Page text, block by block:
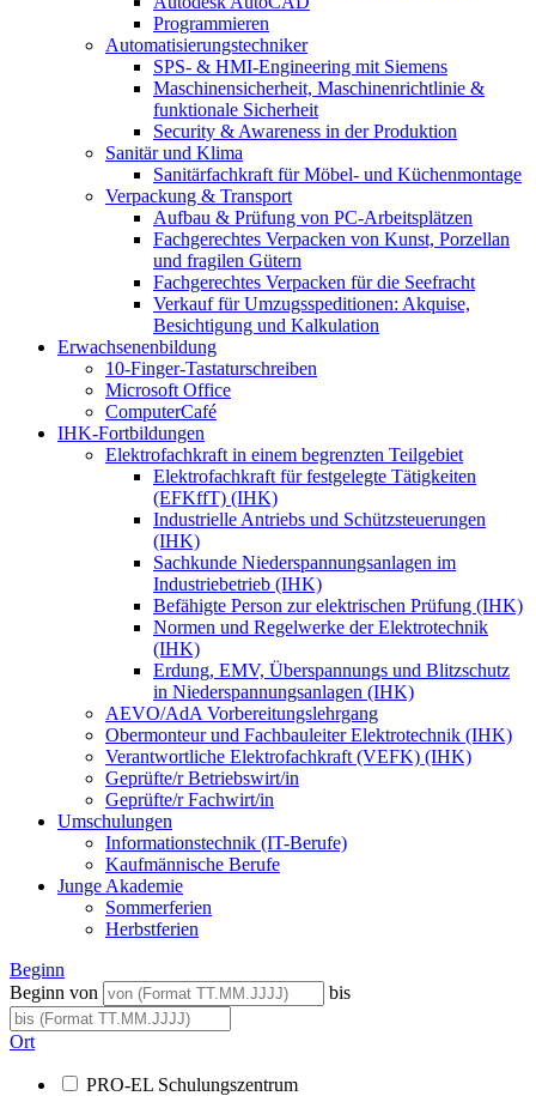
Programmieren
Automatisierungstechniker
SPS‑ & HMI‑Engineering mit Siemens
Maschinensicherheit, Maschinenrichtlinie &
funktionale Sicherheit
Security & Awareness in der Produktion
Sanitär und Klima
Sanitärfachkraft für Möbel- und Küchenmontage
Verpackung & Transport
Aufbau & Prüfung von PC-Arbeitsplätzen
Fachgerechtes Verpacken von Kunst, Porzellan
und fragilen Gütern
Fachgerechtes Verpacken für die Seefracht
Verkauf für Umzugsspeditionen: Akquise,
Besichtigung und Kalkulation
Erwachsenenbildung
10-Finger-Tastaturschreiben
Microsoft Office
ComputerCafé
IHK-Fortbildungen
Elektrofachkraft in einem begrenzten Teilgebiet
Elektrofachkraft für festgelegte Tätigkeiten
(EFKffT) (IHK)
Industrielle Antriebs und Schützsteuerungen
(IHK)
Sachkunde Niederspannungsanlagen im
Industriebetrieb (IHK)
Befähigte Person zur elektrischen Prüfung (IHK)
Normen und Regelwerke der Elektrotechnik
(IHK)
Erdung, EMV, Überspannungs und Blitzschutz
in Niederspannungsanlagen (IHK)
AEVO/AdA Vorbereitungslehrgang
Obermonteur und Fachbauleiter Elektrotechnik (IHK)
Verantwortliche Elektrofachkraft (VEFK) (IHK)
Geprüfte/r Betriebswirt/in
Geprüfte/r Fachwirt/in
Umschulungen
Informationstechnik (IT-Berufe)
Kaufmännische Berufe
Junge Akademie
Sommerferien
Herbstferien
Beginn
Beginn von
bis
Ort
PRO-EL Schulungszentrum